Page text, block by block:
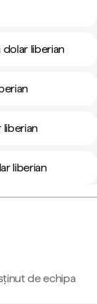
dolar liberian
liberian
liberian
de echipa